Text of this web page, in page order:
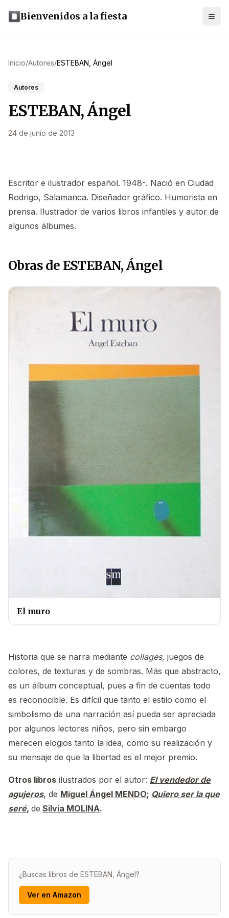
Bienvenidos a la fiesta
Inicio/Autores/ESTEBAN, Ángel
Autores
ESTEBAN, Ángel
24 de junio de 2013
Escritor e ilustrador español. 1948-. Nació en Ciudad
Rodrigo, Salamanca. Diseñador gráfico. Humorista en
prensa. Ilustrador de varios libros infantiles y autor de
algunos álbumes.
Obras de ESTEBAN, Ángel
El muro
Historia que se narra mediante collages, juegos de
colores, de texturas y de sombras. Más que abstracto,
es un álbum conceptual, pues a fin de cuentas todo
es reconocible. Es difícil que tanto el estilo como el
simbolismo de una narración así pueda ser apreciada
por algunos lectores niños, pero sin embargo
merecen elogios tanto la idea, como su realización y
su mensaje de que la libertad es el mejor premio.
Otros libros ilustrados por el autor: El vendedor de
agujeros, de Miguel Ángel MENDO; Quiero ser la que
seré, de Silvia MOLINA.
¿Buscas libros de ESTEBAN, Ángel?
Ver en Amazon